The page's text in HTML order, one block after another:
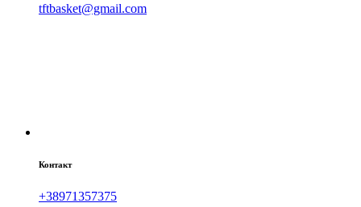
tftbasket@gmail.com
Контакт
+38971357375